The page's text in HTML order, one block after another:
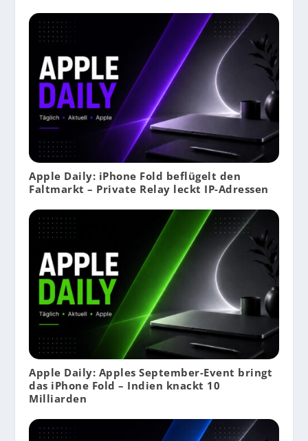
Apple Daily: iPhone Fold beflügelt den
Faltmarkt – Private Relay leckt IP-Adressen
Apple Daily: Apples September-Event bringt
das iPhone Fold – Indien knackt 10
Milliarden